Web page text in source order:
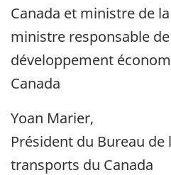
Canada et ministre de
ministre responsable de
développement
Canada
Yoan Marier,
Président du Bureau de
transports du Canada